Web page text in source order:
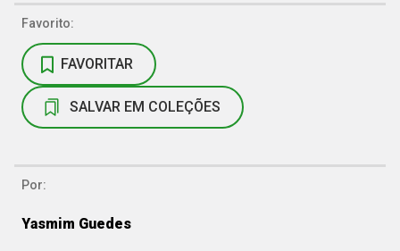
Favorito:
FAVORITAR
SALVAR EM COLEÇÕES
Por:
Yasmim Guedes